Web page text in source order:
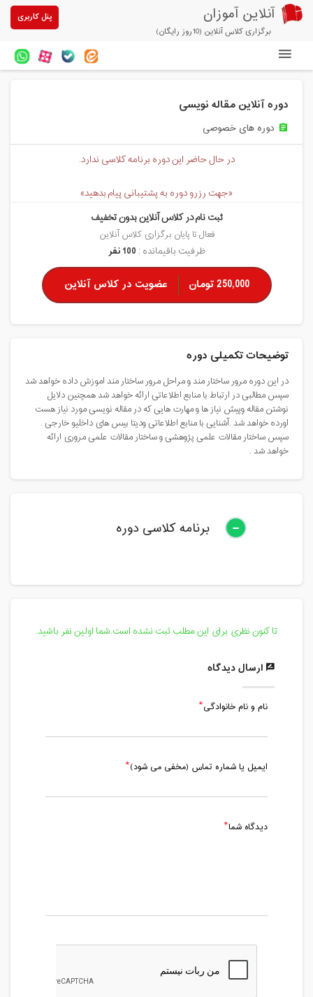
آنلاین آموزان
برگزاری کلاس آنلاین (10روز رایگان)
پنل کاربری
آزمون های آنلاین
خرید سرویس کلاس آنلاین
پیشنهادهای ویژه
تخفیفهای مشارکتی
درباره ما
دوره آنلاین مقاله نویسی
assignment دوره های خصوصی
در حال حاضر این دوره برنامه کلاسی ندارد.
«جهت رزرو دوره به پشتیبانی پیام بدهید»
ثبت نام در کلاس آنلاین بدون تخفیف
فعال تا پایان برگزاری کلاس آنلاین
ظرفیت باقیمانده : 100 نفر
250,000 تومان عضویت در کلاس آنلاین
توضیحات تکمیلی دوره
در این دوره مرور ساختار مند و مراحل مرور ساختار مند اموزش داده خواهد شد
سپس مطالبی در ارتباط با منابع اطلاعاتی ارائه خواهد شد همچنین دلایل
نوشتن مقاله وپیش نیاز ها و مهارت هایی که در مقاله نویسی مورد نیاز هست
اورده خواهد شد .آشنایی با منابع اطلاعاتی ودیتا بیس های داخلیو خارجی .
سپس ساختار مقالات علمی پژوهشی و ساختار مقالات علمی مروری ارائه
خواهد شد .
برنامه کلاسی دوره
تا کنون نظری برای این مطلب ثبت نشده است.شما اولین نفر باشید.
ارسال دیدگاه
نام و نام خانوادگی
ایمیل یا شماره تماس (مخفی می شود)
دیدگاه شما